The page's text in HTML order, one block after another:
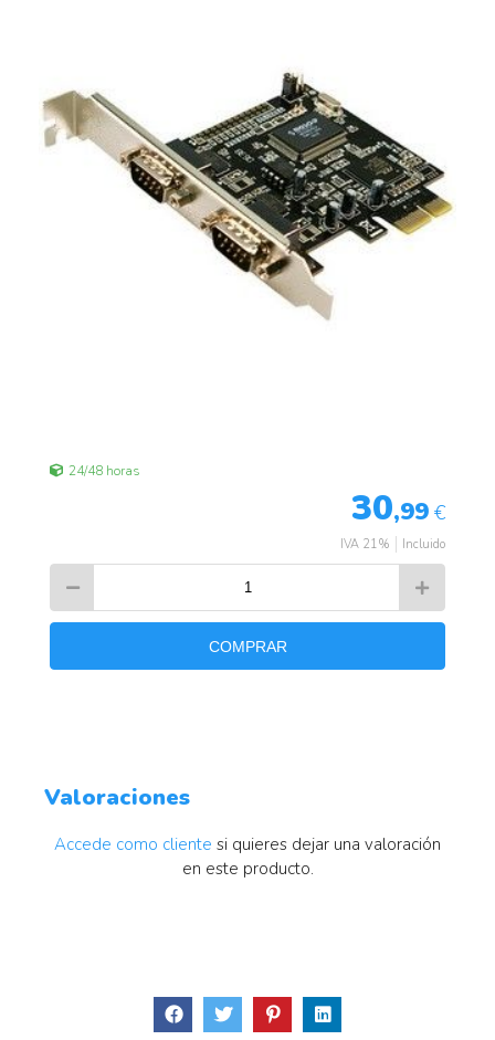
24/48 horas
30,99 €
IVA 21% Incluido
COMPRAR
Valoraciones
Accede como cliente si quieres dejar una valoración
en este producto.